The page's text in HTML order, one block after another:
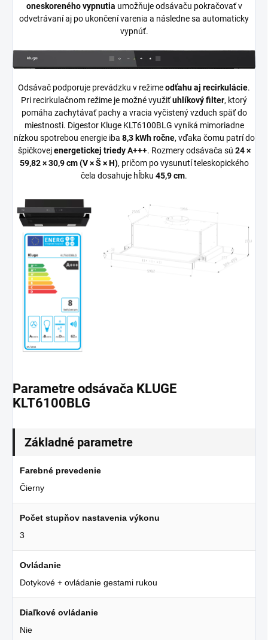
oneskoreného vypnutia umožňuje odsávaču pokračovať v
odvetrávaní aj po ukončení varenia a následne sa automaticky
vypnúť.
Odsávač podporuje prevádzku v režimeodťahu aj recirkulácie.
Pri recirkulačnom režime je možné využiťuhlíkový filter, ktorý
pomáha zachytávať pachy a vracia vyčistený vzduch späť do
miestnosti. Digestor Kluge KLT6100BLG vyniká mimoriadne
nízkou spotrebou energie iba 8,3 kWh ročne, vďaka čomu patrí do
špičkovejenergetickej triedy A+++. Rozmery odsávača sú 24 ×
59,82 × 30,9 cm (V × Š × H), pričom po vysunutí teleskopického
čela dosahuje hĺbku 45,9 cm.
Parametre odsávača KLUGE
KLT6100BLG
Základné parametre
Farebné prevedenie
Čierny
Počet stupňov nastavenia výkonu
3
Ovládanie
Dotykové + ovládanie gestami rukou
Diaľkové ovládanie
Nie